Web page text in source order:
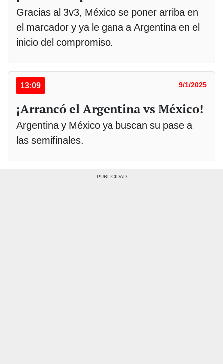
Gracias al 3v3, México se poner arriba en
el marcador y ya le gana a Argentina en el
inicio del compromiso.
13:09 9/1/2025
¡Arrancó el Argentina vs México!
Argentina y México ya buscan su pase a
las semifinales.